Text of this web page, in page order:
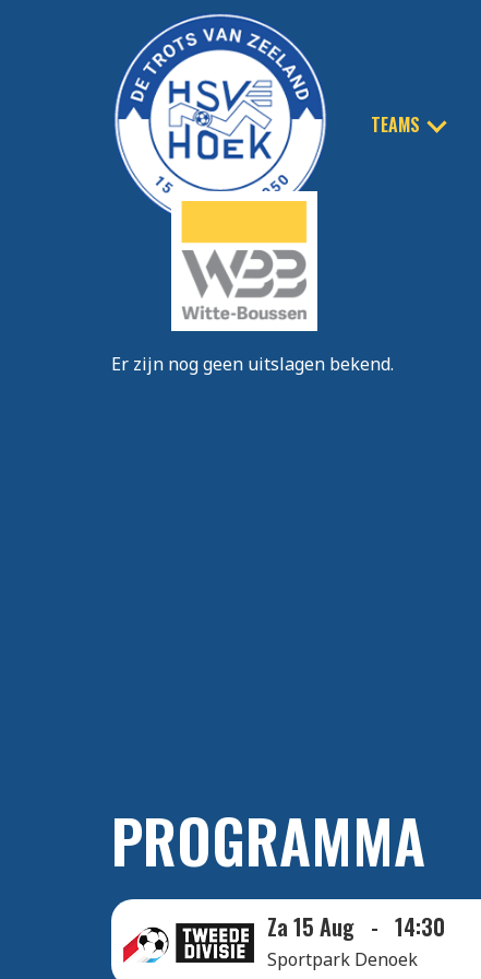
TEAMS
UITSLAGEN
Er zijn nog geen uitslagen bekend.
PROGRAMMA
Za 15 Aug - 14:30
Sportpark Denoek